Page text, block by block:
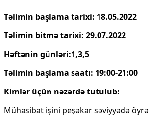
Təlimin başlama tarixi: 18.05.2022
Təlimin bitmə tarixi: 29.07.2022
Həftənin günləri:1,3,5
Təlimin başlama saatı: 19:00-21:00
Kimlər üçün nəzərdə tutulub:
Mühasibat işini peşəkar səviyyədə